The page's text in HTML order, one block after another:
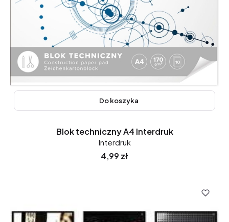
Do koszyka
Blok techniczny A4 Interdruk
Interdruk
Cena
4,99 zł